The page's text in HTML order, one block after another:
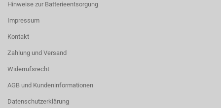
Hinweise zur Batterieentsorgung
Impressum
Kontakt
Zahlung und Versand
Widerrufsrecht
AGB und Kundeninformationen
Datenschutzerklärung